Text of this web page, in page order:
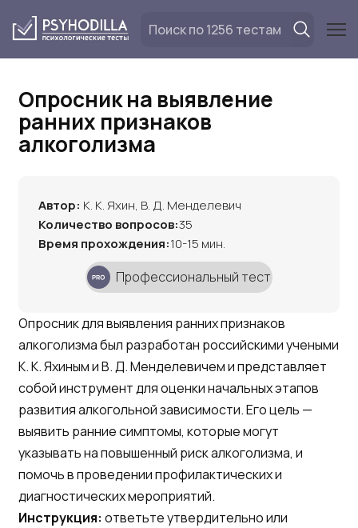
Опросник на выявление
ранних признаков
алкоголизма
Автор: К. К. Яхин, В. Д. Менделевич
Количество вопросов:35
Время прохождения:10-15 мин.
Профессиональный тест
Опросник для выявления ранних признаков
алкоголизма был разработан российскими учеными
К. К. Яхиным и В. Д. Менделевичем и представляет
собой инструмент для оценки начальных этапов
развития алкогольной зависимости. Его цель —
выявить ранние симптомы, которые могут
указывать на повышенный риск алкоголизма, и
помочь в проведении профилактических и
диагностических мероприятий.
Инструкция: ответьте утвердительно или